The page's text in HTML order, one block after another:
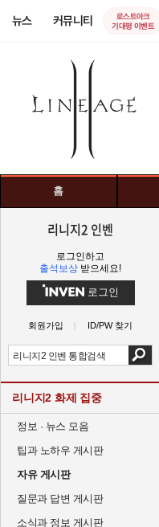
뉴스 커뮤니티
로스트아크
기대평 이벤트
홈
리니지2 인벤
로그인하고
출석보상 받으세요!
로그인
회원가입 ID/PW 찾기
리니지2 화제 집중
정보 · 뉴스 모음
팁과 노하우 게시판
자유 게시판
질문과 답변 게시판
소식과 정보 게시판